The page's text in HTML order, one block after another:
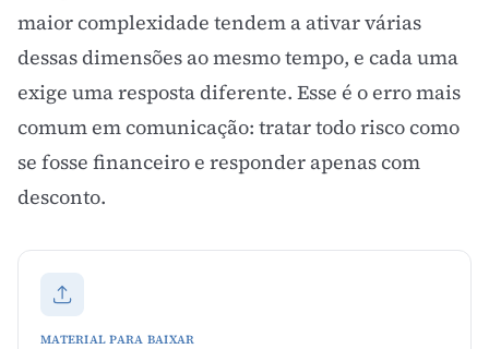
maior complexidade tendem a ativar várias
dessas dimensões ao mesmo tempo, e cada uma
exige uma resposta diferente. Esse é o erro mais
comum em comunicação: tratar todo risco como
se fosse financeiro e responder apenas com
desconto.
MATERIAL PARA BAIXAR